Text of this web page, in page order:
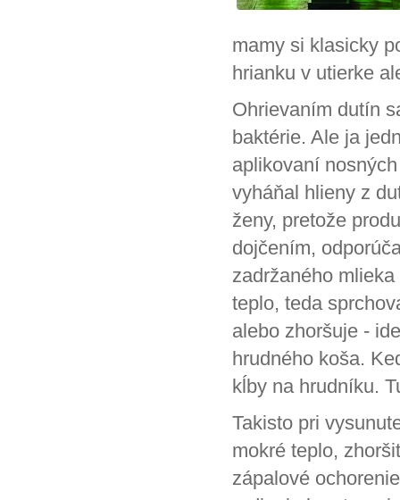
mamy si klasicky
hrianku v utierke
Ohrievaním dutín
baktérie. Ale ja
aplikovaní
vyháňal hlieny z
ženy, pretože
dojčením,
zadržaného
teplo, teda
alebo zhoršuje -
hrudného koša.
kĺby na hrudníku.
Takisto pri
mokré teplo,
zápalové